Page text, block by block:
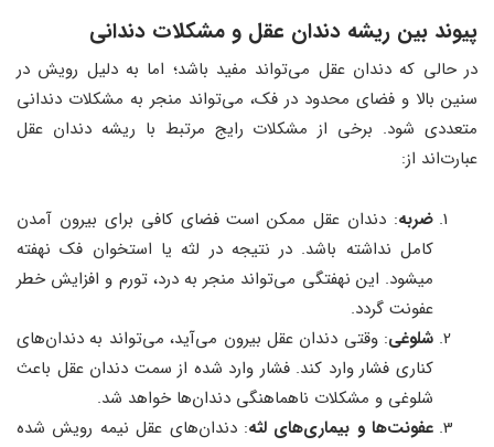
پیوند بین ریشه دندان عقل و مشکلات دندانی
در حالی که دندان عقل می‌تواند مفید باشد؛ اما به دلیل رویش در
سنین بالا و فضای محدود در فک، می‌تواند منجر به مشکلات دندانی
متعددی شود. برخی از مشکلات رایج مرتبط با ریشه دندان عقل
عبارت‌اند از:
ضربه: دندان عقل ممکن است فضای کافی برای بیرون آمدن
کامل نداشته باشد. در نتیجه در لثه یا استخوان فک نهفته
میشود. این نهفتگی می‌تواند منجر به درد، تورم و افزایش خطر
عفونت گردد.
شلوغی: وقتی دندان عقل بیرون می‌آید، می‌تواند به دندان‌های
کناری فشار وارد کند. فشار وارد شده از سمت دندان عقل باعث
شلوغی و مشکلات ناهماهنگی دندان‌ها خواهد شد.
عفونت‌ها و بیماری‌های لثه: دندان‌های عقل نیمه رویش شده